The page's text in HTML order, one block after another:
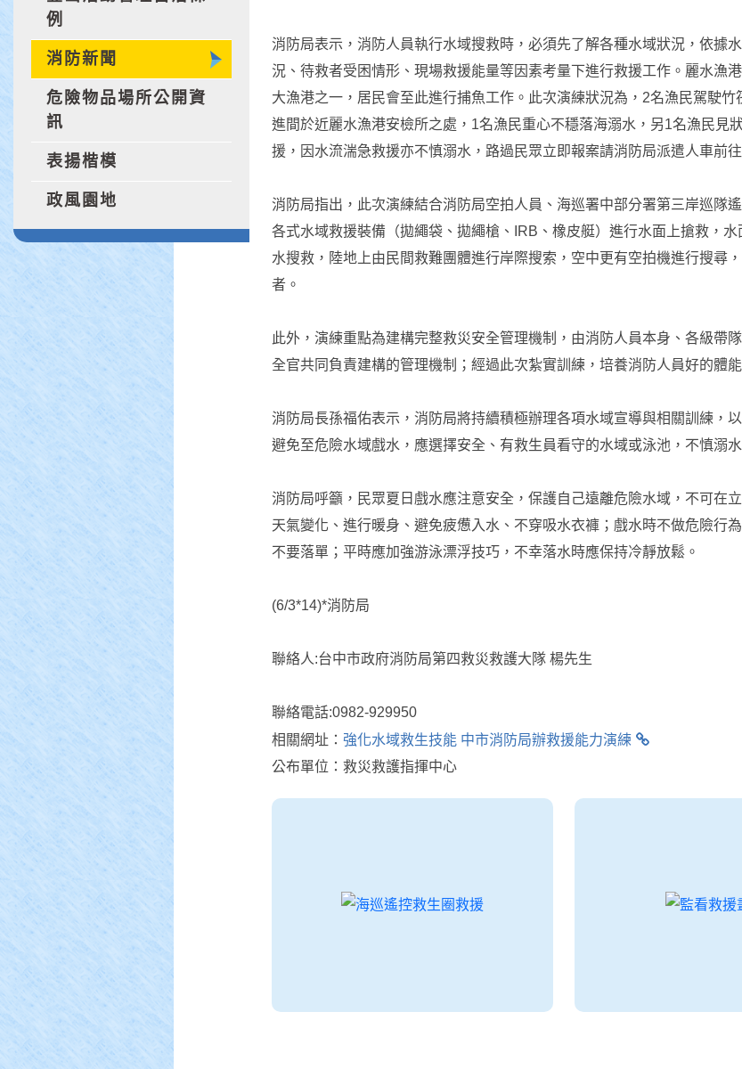
例
消防新聞
危險物品場所公開資
訊
表揚楷模
政風園地
消防局表示，消防人員執行水域搜救時，必須先了解各種水域狀況，依據
況、待救者受困情形、現場救援能量等因素考量下進行救援工作。麗水漁
大漁港之一，居民會至此進行捕魚工作。此次演練狀況為，2名漁民駕駛竹
進間於近麗水漁港安檢所之處，1名漁民重心不穩落海溺水，另1名漁民見
援，因水流湍急救援亦不慎溺水，路過民眾立即報案請消防局派遣人車前往
消防局指出，此次演練結合消防局空拍人員、海巡署中部分署第三岸巡隊
各式水域救援裝備（拋繩袋、拋繩槍、IRB、橡皮艇）進行水面上搶救，
水搜救，陸地上由民間救難團體進行岸際搜索，空中更有空拍機進行搜尋
者。
此外，演練重點為建構完整救災安全管理機制，由消防人員本身、各級帶
全官共同負責建構的管理機制；經過此次紮實訓練，培養消防人員好的體
消防局長孫福佑表示，消防局將持續積極辦理各項水域宣導與相關訓練，
避免至危險水域戲水，應選擇安全、有救生員看守的水域或泳池，不慎溺
消防局呼籲，民眾夏日戲水應注意安全，保護自己遠離危險水域，不可在
天氣變化、進行暖身、避免疲憊入水、不穿吸水衣褲；戲水時不做危險行
不要落單；平時應加強游泳漂浮技巧，不幸落水時應保持冷靜放鬆。
(6/3*14)*消防局
聯絡人:台中市政府消防局第四救災救護大隊 楊先生
聯絡電話:0982-929950
相關網址： 強化水域救生技能 中市消防局辦救援能力演練
公布單位：救災救護指揮中心